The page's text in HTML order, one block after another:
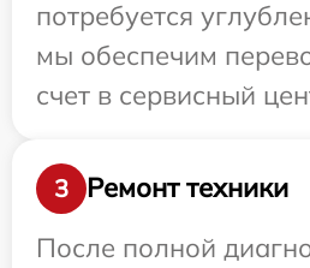
потребуется
мы обеспечим
счет в сервисный
3
Ремонт техники
После полной